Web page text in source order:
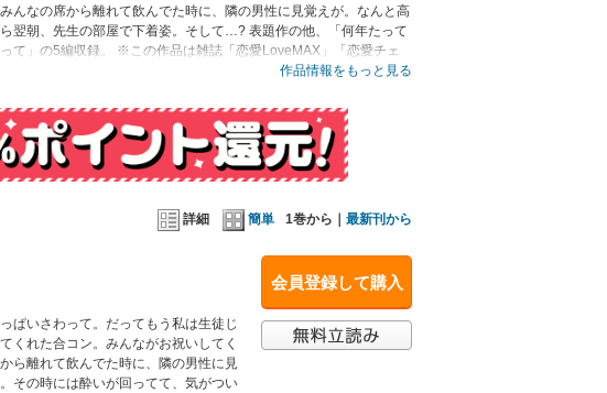
んなの席から離れて飲んでた時に、隣の男性に見覚えが。なんと高
翌朝、先生の部屋で下着姿。そして…? 表題作の他、「何年たって
て」の5編収録。 ※この作品は雑誌「恋愛LoveMAX」「恋愛チェ
です。デジタル配信版の雑誌「恋愛LoveMAX」「恋愛チェリーピ
作品情報をもっと見る
詳細 簡単 1巻から｜ 最新刊から
会員登録して購入
ぱいさわって。だってもう私は生徒じ
くれた合コン。みんながお祝いしてく
ら離れて飲んでた時に、隣の男性に見
その時には酔いが回ってて、気がつい